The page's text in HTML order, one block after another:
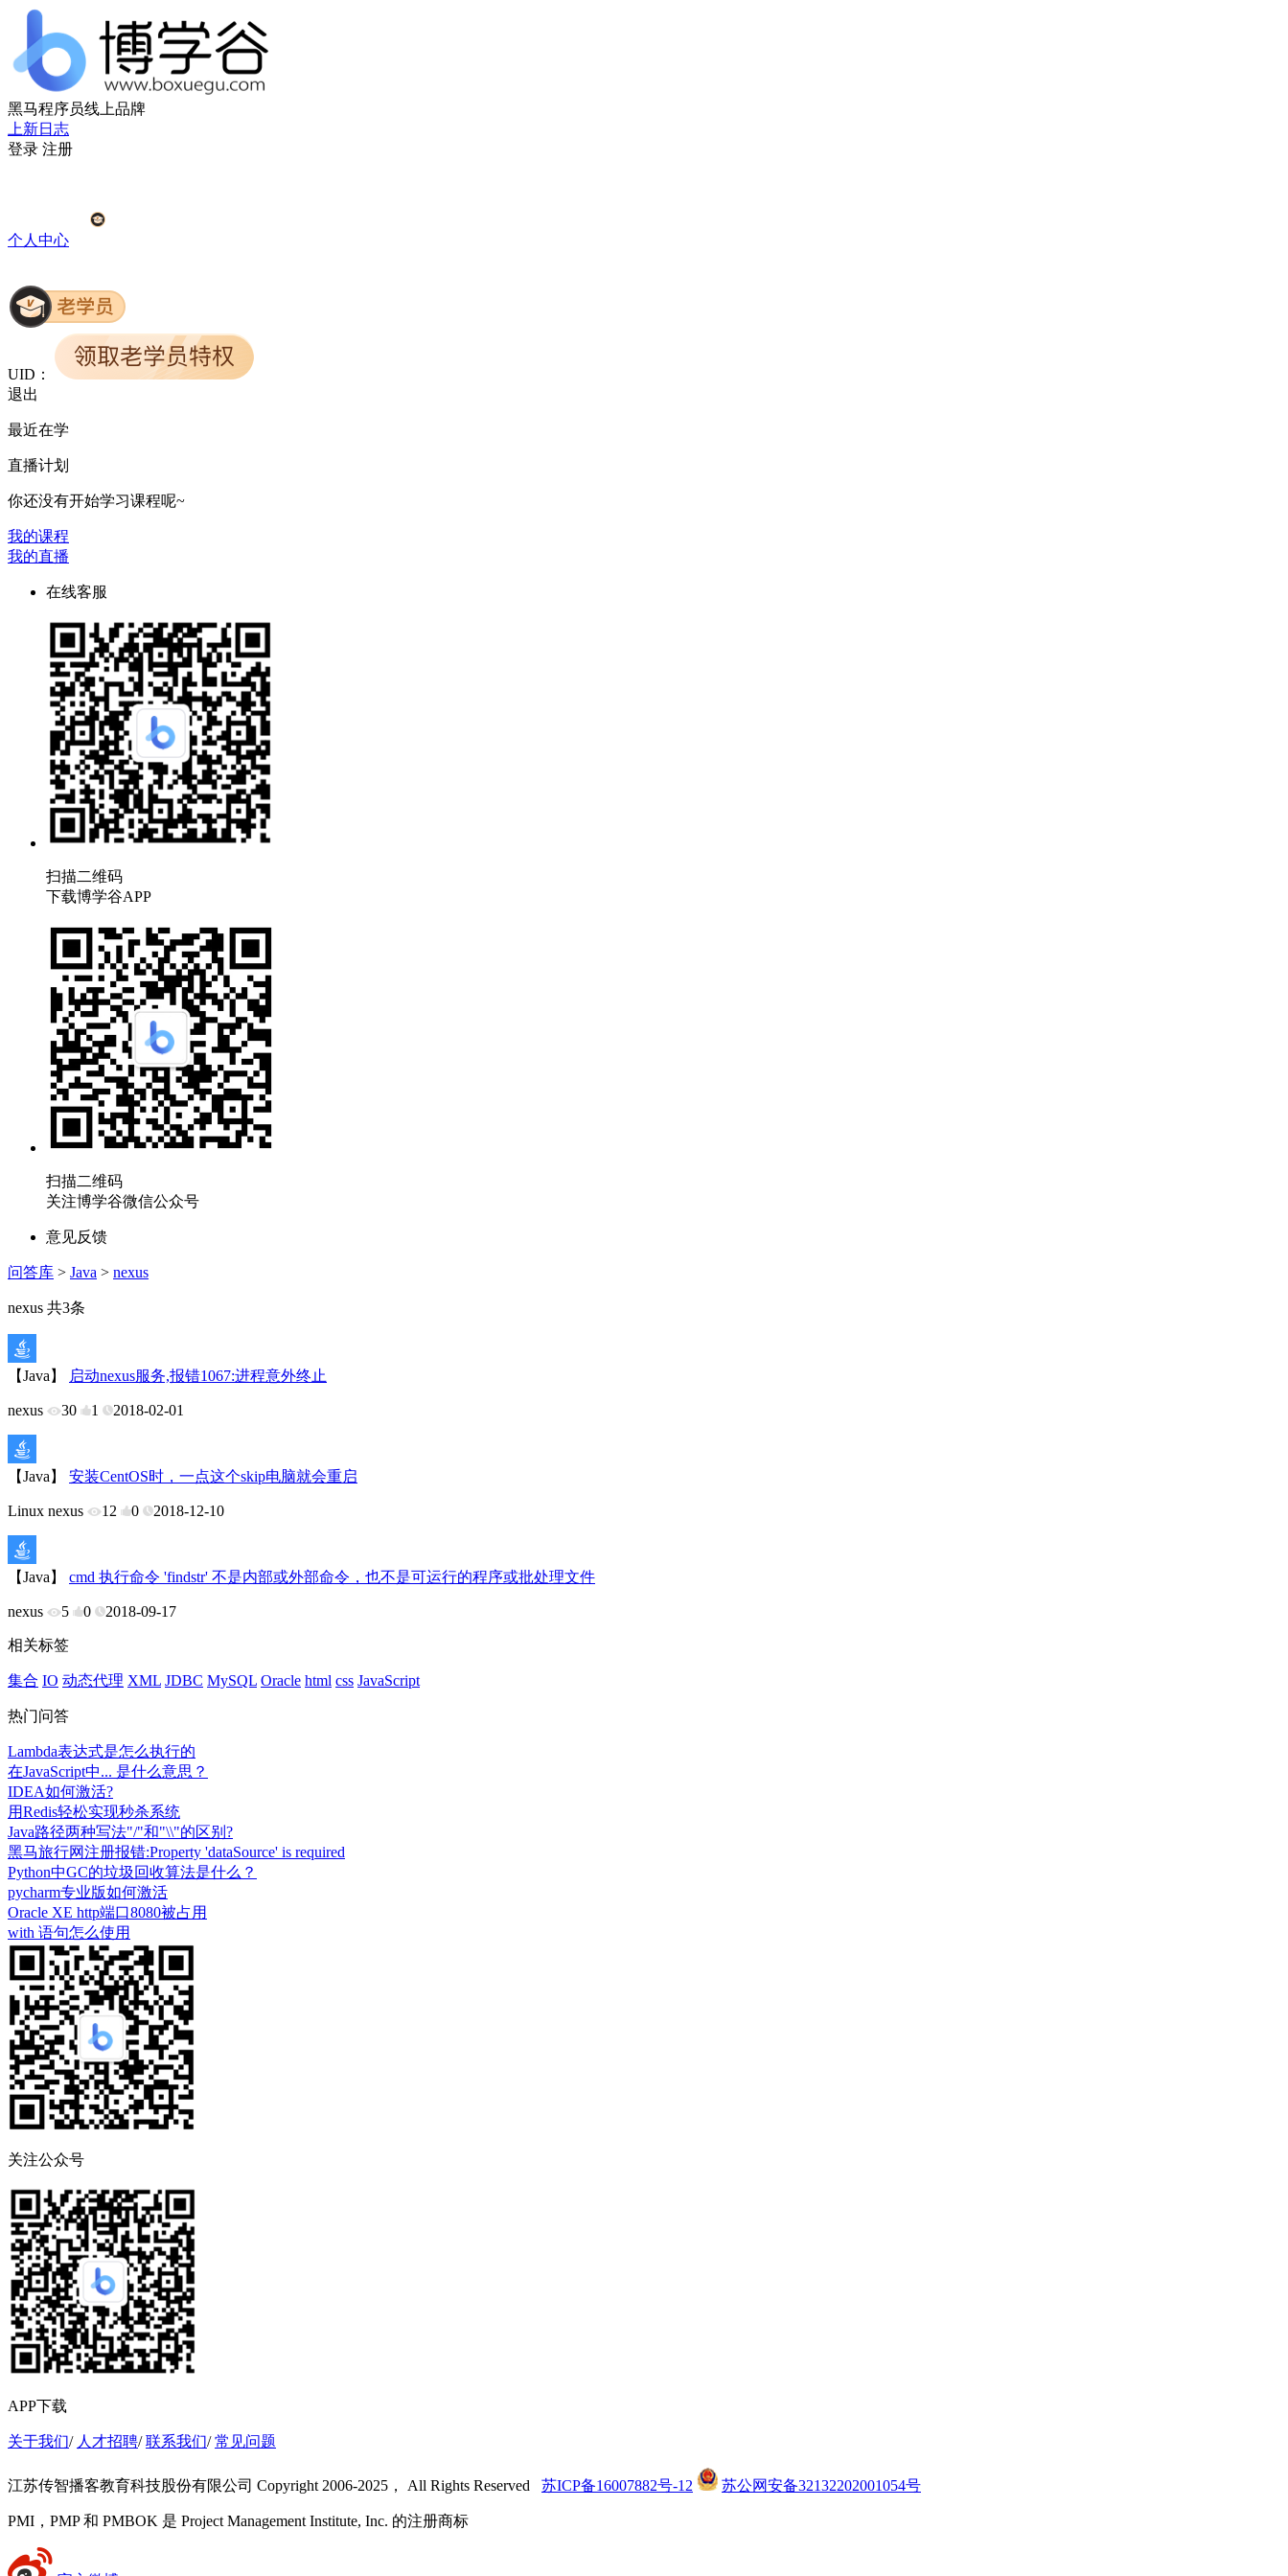
黑马程序员线上品牌
上新日志
登录 注册
个人中心
UID：
退出
最近在学
直播计划
你还没有开始学习课程呢~
我的课程
我的直播
在线客服
扫描二维码
下载博学谷APP
扫描二维码
关注博学谷微信公众号
意见反馈
问答库 > Java > nexus
nexus 共3条
【Java】 启动nexus服务,报错1067:进程意外终止
nexus 30 1 2018-02-01
【Java】 安装CentOS时，一点这个skip电脑就会重启
Linux nexus 12 0 2018-12-10
【Java】 cmd 执行命令 'findstr' 不是内部或外部命令，也不是可运行的程序或批处理文件
nexus 5 0 2018-09-17
相关标签
集合 IO 动态代理 XML JDBC MySQL Oracle html css JavaScript
热门问答
Lambda表达式是怎么执行的
在JavaScript中... 是什么意思？
IDEA如何激活?
用Redis轻松实现秒杀系统
Java路径两种写法"/"和"\\"的区别?
黑马旅行网注册报错:Property 'dataSource' is required
Python中GC的垃圾回收算法是什么？
pycharm专业版如何激活
Oracle XE http端口8080被占用
with 语句怎么使用
关注公众号
APP下载
关于我们/ 人才招聘/ 联系我们/ 常见问题
江苏传智播客教育科技股份有限公司 Copyright 2006-2025， All Rights Reserved 苏ICP备16007882号-12 苏公网安备32132202001054号
PMI，PMP 和 PMBOK 是 Project Management Institute, Inc. 的注册商标